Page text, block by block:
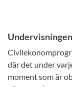
där det under
moment som är